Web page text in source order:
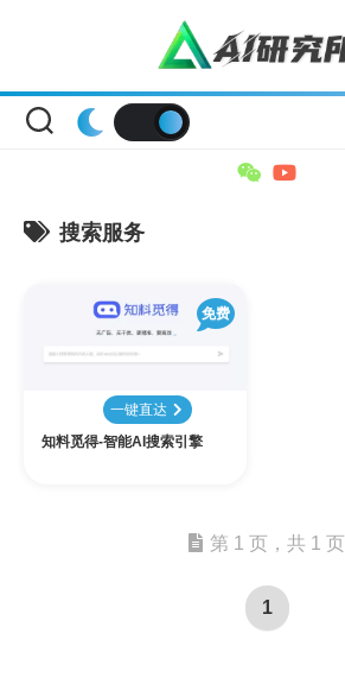
搜索服务
免费
一键直达
知料觅得-智能AI搜索引擎
第 1 页，共 1 页
1